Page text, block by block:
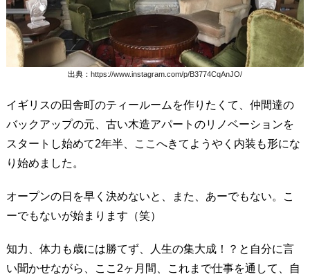
出典： https://www.instagram.com/p/B3774CqAnJO/
イギリスの田舎町のティールームを作りたくて、仲間達の
バックアップの元、古い木造アパートのリノベーションを
スタートし始めて2年半、ここへきてようやく内装も形にな
り始めました。
オープンの日を早く決めないと、また、あーでもない。こ
ーでもないが始まります（笑）
知力、体力も歳には勝てず、人生の集大成！？と自分に言
い聞かせながら、ここ2ヶ月間、これまで仕事を通して、自